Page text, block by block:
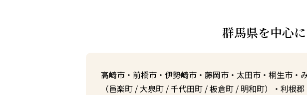
群馬県を中心に
高崎市 ・ 前橋市 ・ 伊勢崎市 ・ 藤岡市 ・ 太田市 ・ 桐生市 ・
（邑楽町 / 大泉町 /千代田町 /板倉町 / 明和町）・利根郡